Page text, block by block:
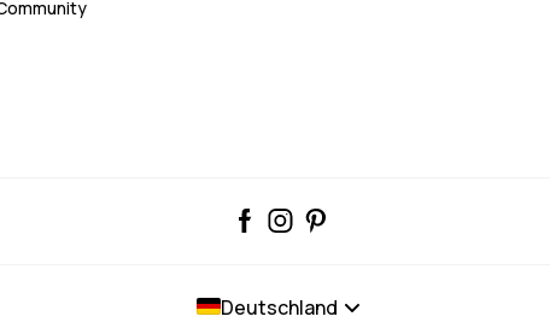
Deutschland